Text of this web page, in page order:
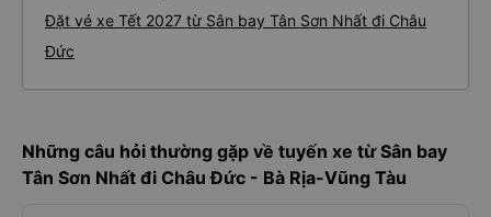
Đặt vé xe Tết 2027 từ Sân bay Tân Sơn Nhất đi Châu
Đức
Những câu hỏi thường gặp về tuyến xe từ Sân bay
Tân Sơn Nhất đi Châu Đức - Bà Rịa-Vũng Tàu